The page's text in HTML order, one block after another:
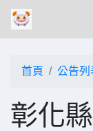
首頁 公告列
彰化